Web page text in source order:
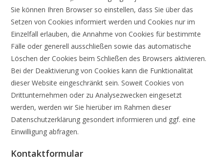
Sie können Ihren Browser so einstellen, dass Sie über das
Setzen von Cookies informiert werden und Cookies nur im
Einzelfall erlauben, die Annahme von Cookies für bestimmte
Fälle oder generell ausschließen sowie das automatische
Löschen der Cookies beim Schließen des Browsers aktivieren.
Bei der Deaktivierung von Cookies kann die Funktionalität
dieser Website eingeschränkt sein. Soweit Cookies von
Drittunternehmen oder zu Analysezwecken eingesetzt
werden, werden wir Sie hierüber im Rahmen dieser
Datenschutzerklärung gesondert informieren und ggf. eine
Einwilligung abfragen.
Kontaktformular